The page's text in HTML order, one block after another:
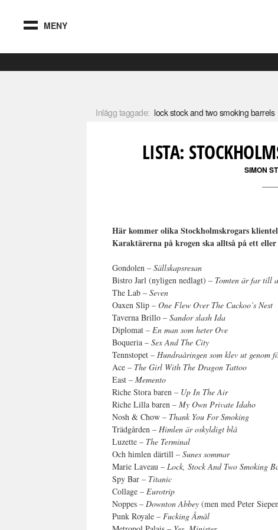
MENY
Inlägg taggade: lock stock and two smoking barrels
LISTA:
SIMON
Här kommer olika Stockholmskrogars
Karaktärerna på krogen ska alltså på ett
Gondolen –Sällskapsresan
Bistro Jarl (nyligen nedlagt) – Tomten är far till
The Lab –Seven
Oaxen Slip –One Flew Over The Cuckoo’s Nest
Taverna Brillo –Sandor slash Ida
Diplomat –En man som heter Ove
Boqueria –Sex And The City
Tennstopet –Hundraåringen som klev ut genom
Ace – The Girl With The Dragon Tattoo
East –Memento
Riche Stora baren – Up In The Air
Riche Lilla baren –My Own Private Idaho
Nosh & Chow – Thank You For Smoking
Trädgården –Himlen är oskyldigt blå
Luzette – The Terminal
Och himlen därtill –Sunes sommar
Marie Laveau –Lock, Stock And Two Smoking
Spy Bar – Titanic
Collage –Eurotrip
Noppes –Downton Abbey (men med Peter
Punk Royale –Fucking Åmål